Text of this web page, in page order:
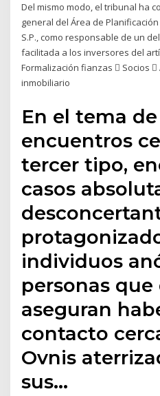
Del mismo modo, el tribunal ha
general del Área de
S.P., como responsable de un
facilitada a los inversores del
Formalización fianzas  Socios
inmobiliario
En el tema
encuentros
tercer tipo,
casos
individuos
personas
aseguran
contacto
Ovnis
sus…